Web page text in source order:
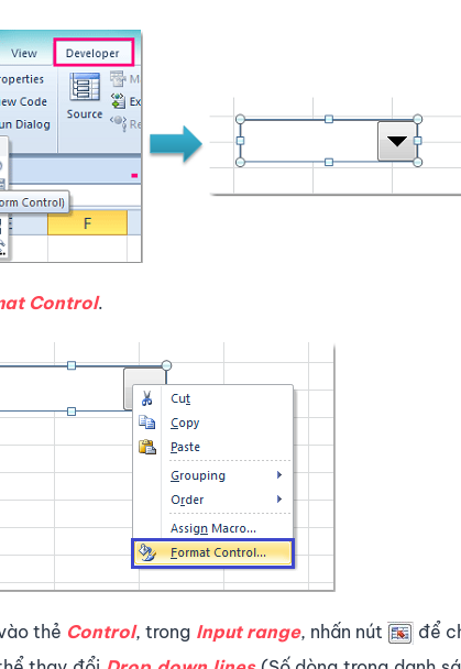
Control.
thẻ Control, trong Input range, nhấn nút
để